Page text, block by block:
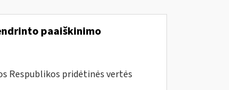
paaiškinimo
Respublikos pridėtinės vertės